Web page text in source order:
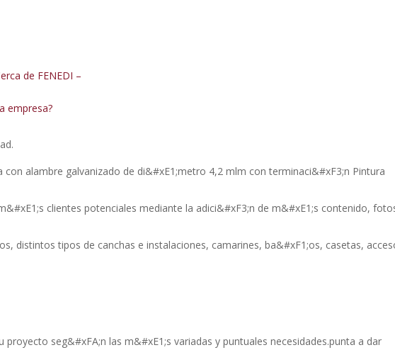
de FENEDI –
empresa?
con alambre galvanizado de di&#xE1;metro 4,2 mlm con terminaci&#xF3;n Pintura
clientes potenciales mediante la adici&#xF3;n de m&#xE1;s contenido,
distintos tipos de canchas e instalaciones, camarines, ba&#xF1;os, casetas,
proyecto seg&#xFA;n las m&#xE1;s variadas y puntuales necesidades.punta a dar